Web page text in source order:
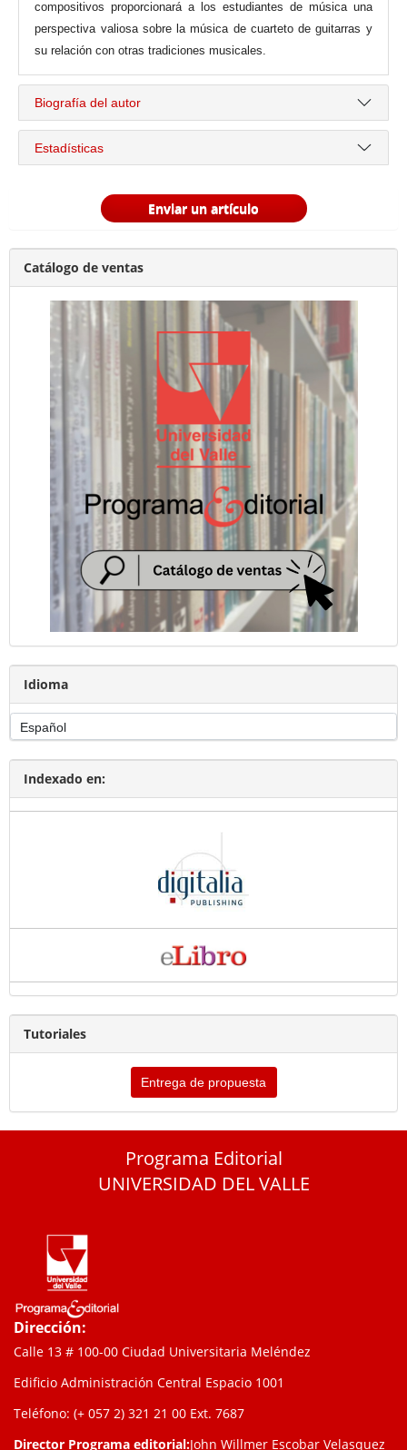
compositivos proporcionará a los estudiantes de música una
perspectiva valiosa sobre la música de cuarteto de guitarras y
su relación con otras tradiciones musicales.
Biografía del autor
Estadísticas
Enviar un artículo
Catálogo de ventas
Idioma
Indexado en:
Tutoriales
Entrega de propuesta
Programa Editorial
UNIVERSIDAD DEL VALLE
Dirección:
Calle 13 # 100-00 Ciudad Universitaria Meléndez
Edificio Administración Central Espacio 1001
Teléfono: (+ 057 2) 321 21 00 Ext. 7687
Director Programa editorial:John Willmer Escobar Velasquez